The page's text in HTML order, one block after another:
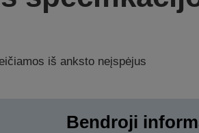
iš anksto neįspėjus
Bendroji